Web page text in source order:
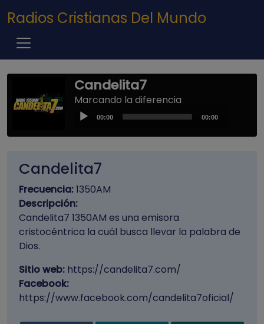
Pasar al contenido principal
Radios Cristianas Del Mundo
Candelita7
Marcando la diferencia
Audio00:00 00:00
Candelita7
Frecuencia:1350AM
Descripción:
Candelita7 1350AM es una emisora
cristocéntrica la cuál busca llevar la palabra de
Dios.
Sitio web: https://candelita7.com/
Facebook:
https://www.facebook.com/candelita7oficial/